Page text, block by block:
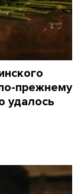
прежнему
удалось